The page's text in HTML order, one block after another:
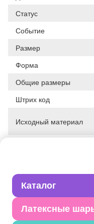
Каталог
Латексные
Статус
Событие
Размер
Форма
Общие размеры
Штрих код
Исходный материал
Описание товара
Сложная, объемная
надувании